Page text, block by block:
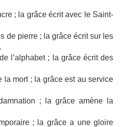
; la grâce écrit avec le Saint-
de pierre ; la grâce écrit sur les
l’alphabet ; la grâce écrit des
la mort ; la grâce est au service
; la grâce amène la
; la grâce a une gloire